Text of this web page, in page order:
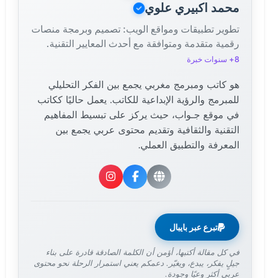
محمد اكبيري علوي
تطوير تطبيقات ومواقع الويب: تصميم وبرمجة منصات
رقمية متقدمة ومتوافقة مع أحدث المعايير التقنية.
8+ سنوات خبرة
هو كاتب ومبرمج مغربي يجمع بين الفكر التحليلي
للمبرمج والرؤية الإبداعية للكاتب. يعمل حاليًا ككاتب
في موقع جـواب، حيث يركز على تبسيط المفاهيم
التقنية والثقافية وتقديم محتوى عربي يجمع بين
المعرفة والتطبيق العملي.
تبرع عبر بايبال
في كل مقالة أكتبها، أؤمن أن الكلمة الصادقة قادرة على بناء
جيلٍ يفكر، يبدع، ويغيّر. دعمكم يعني استمرار الرحلة نحو محتوى
عربي أكثر وعيًا وجودة.